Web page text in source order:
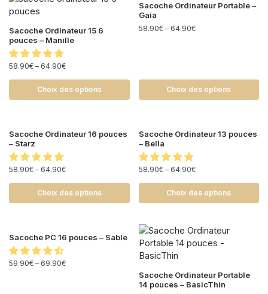
Sacoche Ordinateur 15 6
pouces – Manille
58.90€ – 64.90€
Choix des options
Sacoche Ordinateur Portable –
Gaia
58.90€– 64.90€
Choix des options
Sacoche Ordinateur 16 pouces
– Starz
58.90€ – 64.90€
Choix des options
Sacoche Ordinateur 13 pouces
– Bella
58.90€– 64.90€
Choix des options
Sacoche PC 16 pouces – Sable
59.90€ – 69.90€
Sacoche Ordinateur Portable
14 pouces – BasicThin